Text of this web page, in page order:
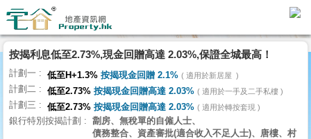
理
主
頁
搵
樓/
按揭利息低至2.73%,現金回贈高達 2.03%,保證全城最高！
計劃一 低至H+1.3% 按揭現金回贈 2.1% 適用於新居屋
計劃二 低至2.73% 按揭現金回贈高達 2.03% 適用於一手及二手私樓
計劃三 低至2.73% 按揭現金回贈高達 2.03% 適用於轉按套現
銀行特別按揭計劃
劏房、無稅單的自僱人士、
債務整合、資產審批(適合收入不足人士)、唐樓、村